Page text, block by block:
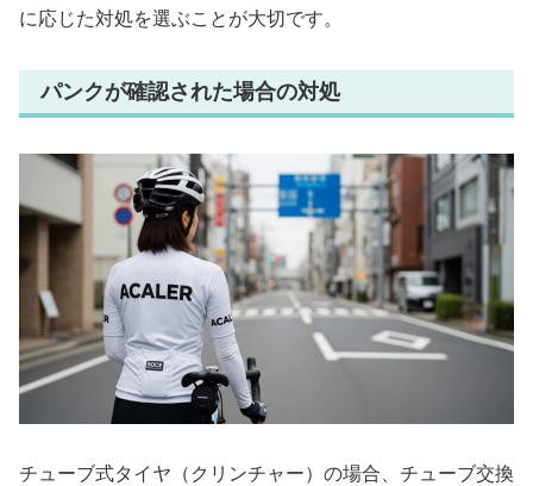
に応じた対処を選ぶことが大切です。
パンクが確認された場合の対処
チューブ式タイヤ（クリンチャー）の場合、チューブ交換